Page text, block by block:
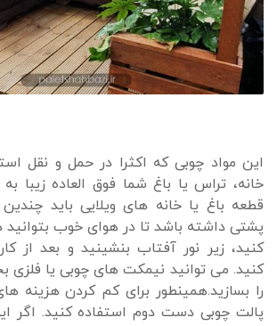
این مواد چوبی که اکثرا در حمل و نقل
خانه، تراس یا باغ شما فوق العاده زیبا
قطعه باغ یا خانه های ویلایی باید
پشتی داشته باشد تا در هوای خوب بتوانید
کنید، زیر نور آفتاب بنشینید و بعد از
کنید. می توانید نیمکت های چوبی یا فلزی
را بسازید.همینطور برای کم کردن هزینه
پالت چوبی دست دوم استفاده کنید. اگر